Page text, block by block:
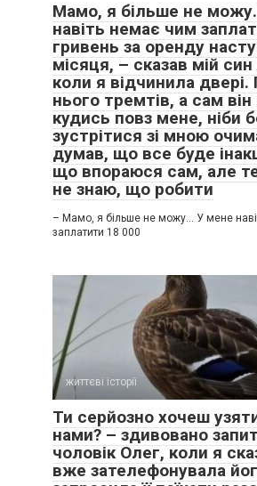
Мамо, я більше не
навіть немає чим
гривень за оренду
місяця, – сказав мій
коли я відчинила двері.
нього тремтів, а сам
кудись повз мене, ніби
зустрітися зі мною
думав, що все буде
що впораюся сам, але
не знаю, що робити
– Мамо, я більше не можу… У мене
заплатити 18 000
життєві історії
Ти серйозно хочеш
нами? – здивовано
чоловік Олег, коли я
вже зателефонувала